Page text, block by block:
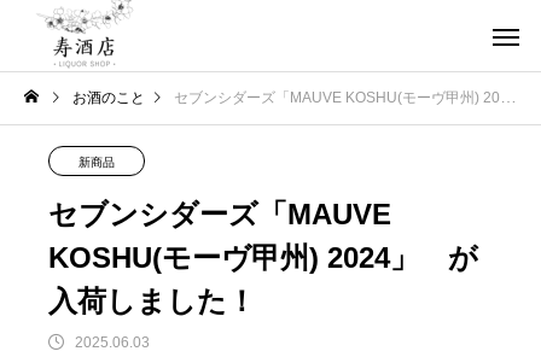
お酒のこと セブンシダーズ「MAUVE KOSHU(モーヴ甲州) 2024」 が入荷しました！
新商品
セブンシダーズ「MAUVE
KOSHU(モーヴ甲州) 2024」 が
入荷しました！
2025.06.03